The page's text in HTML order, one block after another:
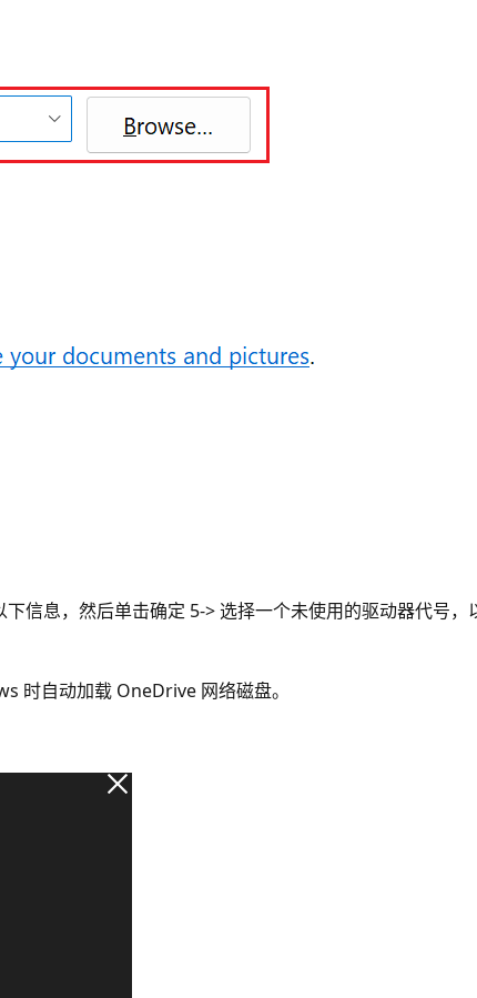
信息，然后单击确定 5-> 选择一个未使用的驱动器代号，
时自动加载 OneDrive 网络磁盘。